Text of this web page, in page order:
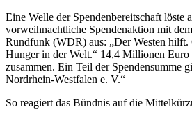
Eine Welle der Spendenbereitschaft löste
vorweihnachtliche Spendenaktion mit
Rundfunk (WDR) aus: „Der Westen hilft.
Hunger in der Welt.“ 14,4 Millionen Euro
zusammen. Ein Teil der Spendensumme
Nordrhein-Westfalen e. V.“
So reagiert das Bündnis auf die